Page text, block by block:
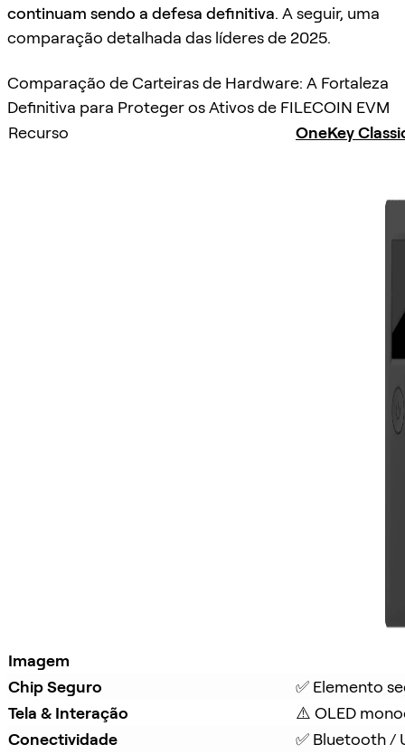
continuam sendo a defesa definitiva. A seguir, uma
comparação detalhada das líderes de 2025.
Comparação de Carteiras de Hardware: A Fortaleza
Definitiva para Proteger os Ativos de FILECOIN EVM
Recurso
OneKey
Imagem
Chip Seguro
✅ Elemento
Tela & Interação
⚠️ OLED
Conectividade
✅ Bluetooth /